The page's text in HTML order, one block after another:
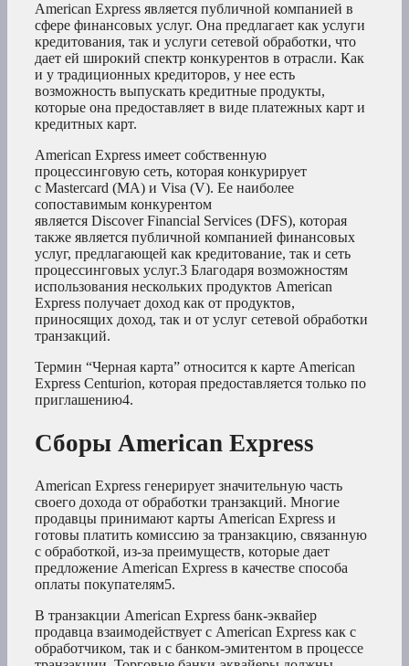
American Express является публичной компанией в
сфере финансовых услуг. Она предлагает как услуги
кредитования, так и услуги сетевой обработки, что
дает ей широкий спектр конкурентов в отрасли. Как
и у традиционных кредиторов, у нее есть
возможность выпускать кредитные продукты,
которые она предоставляет в виде платежных карт и
кредитных карт.
American Express имеет собственную
процессинговую сеть, которая конкурирует
с Mastercard (MA) и Visa (V). Ее наиболее
сопоставимым конкурентом
является Discover Financial Services (DFS), которая
также является публичной компанией финансовых
услуг, предлагающей как кредитование, так и сеть
процессинговых услуг.3 Благодаря возможностям
использования нескольких продуктов American
Express получает доход как от продуктов,
приносящих доход, так и от услуг сетевой обработки
транзакций.
Термин “Черная карта” относится к карте American
Express Centurion, которая предоставляется только по
приглашению4.
Сборы American Express
American Express генерирует значительную часть
своего дохода от обработки транзакций. Многие
продавцы принимают карты American Express и
готовы платить комиссию за транзакцию, связанную
с обработкой, из-за преимуществ, которые дает
предложение American Express в качестве способа
оплаты покупателям5.
В транзакции American Express банк-эквайер
продавца взаимодействует с American Express как с
обработчиком, так и с банком-эмитентом в процессе